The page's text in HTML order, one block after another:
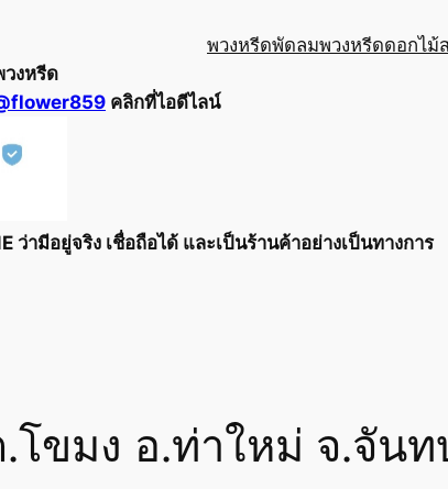
พวงหรีดพัดลมพวงหรีดดอกไม้
วงหรีด
คลิกที่ไอดีไลน์
มีอยู่จริง เชื่อถือได้ และเป็นร้านค้าอย่างเป็นทางการ
ขมง อ.ท่าใหม่ จ.จันท